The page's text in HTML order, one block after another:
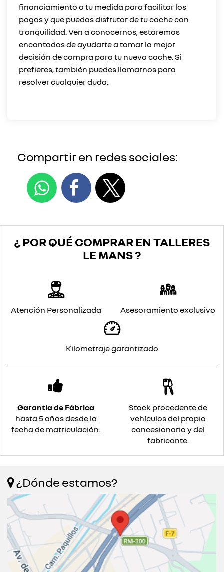
financiamiento a tu medida para facilitar los
pagos y que puedas disfrutar de tu coche con
tranquilidad. Ven a conocernos, estaremos
encantados de ayudarte a tomar la mejor
decisión de compra para tu nuevo coche. Si
prefieres, también puedes llamarnos para
resolver cualquier duda.
Compartir en redes sociales:
¿ POR QUÉ COMPRAR EN TALLERES
LE MANS ?
Atención Personalizada Asesoramiento exclusivo
Kilometraje garantizado
Garantía de Fábrica
hasta 5 años desde la
fecha de matriculación.
Stock procedente de
vehículos del propio
concesionario y del
fabricante.
¿Dónde estamos?